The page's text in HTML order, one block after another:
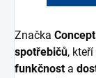
Značka Concept
spotřebičů,
funkčnosta